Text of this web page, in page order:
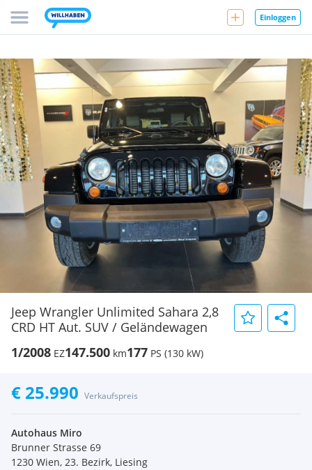
Einloggen
Jeep Wrangler Unlimited Sahara 2,8
CRD HT Aut. SUV / Geländewagen
1/2008 EZ147.500 km177 PS (130 kW)
€ 25.990 Verkaufspreis
Autohaus Miro
Brunner Strasse 69
1230 Wien, 23. Bezirk, Liesing